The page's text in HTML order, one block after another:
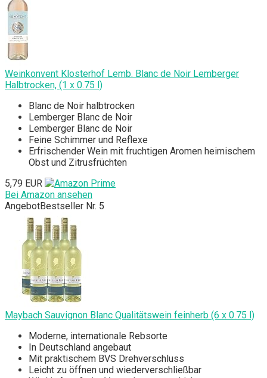
Weinkonvent Klosterhof Lemb. Blanc de Noir Lemberger
Halbtrocken, (1 x 0.75 l)
Blanc de Noir halbtrocken
Lemberger Blanc de Noir
Lemberger Blanc de Noir
Feine Schimmer und Reflexe
Erfrischender Wein mit fruchtigen Aromen heimischem
Obst und Zitrusfrüchten
5,79 EUR
Bei Amazon ansehen
AngebotBestseller Nr. 5
Maybach Sauvignon Blanc Qualitätswein feinherb (6 x 0.75 l)
Moderne, internationale Rebsorte
In Deutschland angebaut
Mit praktischem BVS Drehverschluss
Leicht zu öffnen und wiederverschließbar